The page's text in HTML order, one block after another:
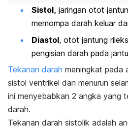
Sistol, jaringan otot
memompa darah keluar
Diastol, otot jantung
pengisian darah pada
Tekanan darah meningkat pada
sistol ventrikel dan menurun
ini menyebabkan 2 angka yang
darah.
Tekanan darah sistolik adalah